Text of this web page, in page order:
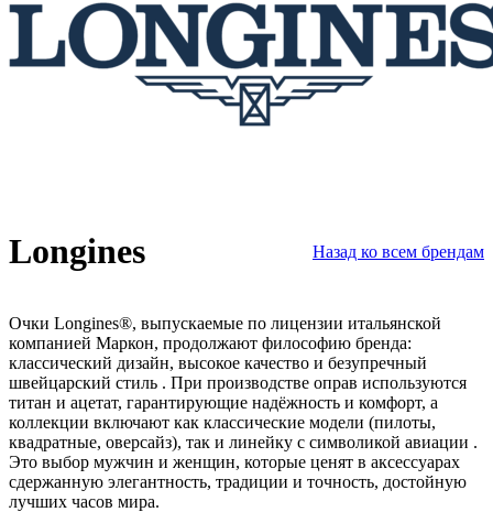
Longines Назад ко всем брендам
Очки Longines®, выпускаемые по лицензии итальянской
компанией Маркон, продолжают философию бренда:
классический дизайн, высокое качество и безупречный
швейцарский стиль . При производстве оправ используются
титан и ацетат, гарантирующие надёжность и комфорт, а
коллекции включают как классические модели (пилоты,
квадратные, оверсайз), так и линейку с символикой авиации .
Это выбор мужчин и женщин, которые ценят в аксессуарах
сдержанную элегантность, традиции и точность, достойную
лучших часов мира.